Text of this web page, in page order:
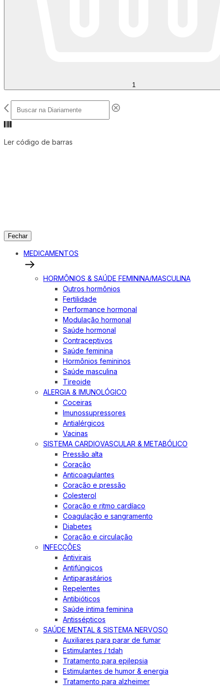
1
Ler código de barras
Fechar
MEDICAMENTOS
HORMÔNIOS & SAÚDE FEMININA/MASCULINA
Outros hormônios
Fertilidade
Performance hormonal
Modulação hormonal
Saúde hormonal
Contraceptivos
Saúde feminina
Hormônios femininos
Saúde masculina
Tireoide
ALERGIA & IMUNOLÓGICO
Coceiras
Imunossupressores
Antialérgicos
Vacinas
SISTEMA CARDIOVASCULAR & METABÓLICO
Pressão alta
Coração
Anticoagulantes
Coração e pressão
Colesterol
Coração e ritmo cardíaco
Coagulação e sangramento
Diabetes
Coração e circulação
INFECÇÕES
Antivirais
Antifúngicos
Antiparasitários
Repelentes
Antibióticos
Saúde íntima feminina
Antissépticos
SAÚDE MENTAL & SISTEMA NERVOSO
Auxiliares para parar de fumar
Estimulantes / tdah
Tratamento para epilepsia
Estimulantes de humor & energia
Tratamento para alzheimer